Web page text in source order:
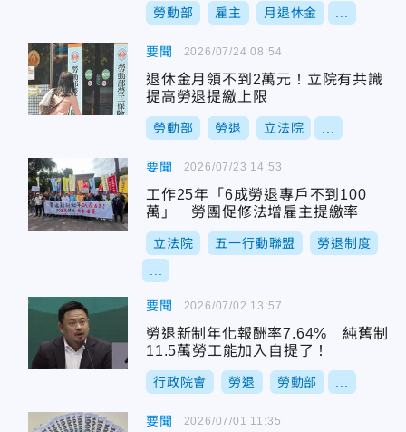
勞動部 雇主 月退休金
要聞
退休金月領不到2萬元！立院有共識
提高勞退提繳上限
勞動部 勞退 立法院
2026/07/24 08:54
要聞
工作25年「6成勞退專戶不到100
萬」 勞團促修法增雇主提繳率
立法院 五一行動聯盟 勞退制度
2026/07/23 14:53
要聞
勞退新制年化報酬率7.64% 純舊制
11.5萬勞工能加入自提了！
行政院會 勞退 勞動部
2026/07/02 13:57
要聞 2026/07/01 11:35